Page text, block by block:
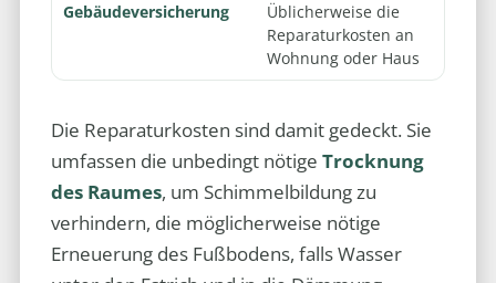
Gebäudeversicherung
Üblicherweise die
Reparaturkosten an
Wohnung oder Haus
Die Reparaturkosten sind damit gedeckt. Sie
umfassen die unbedingt nötige Trocknung
des Raumes, um Schimmelbildung zu
verhindern, die möglicherweise nötige
Erneuerung des Fußbodens, falls Wasser